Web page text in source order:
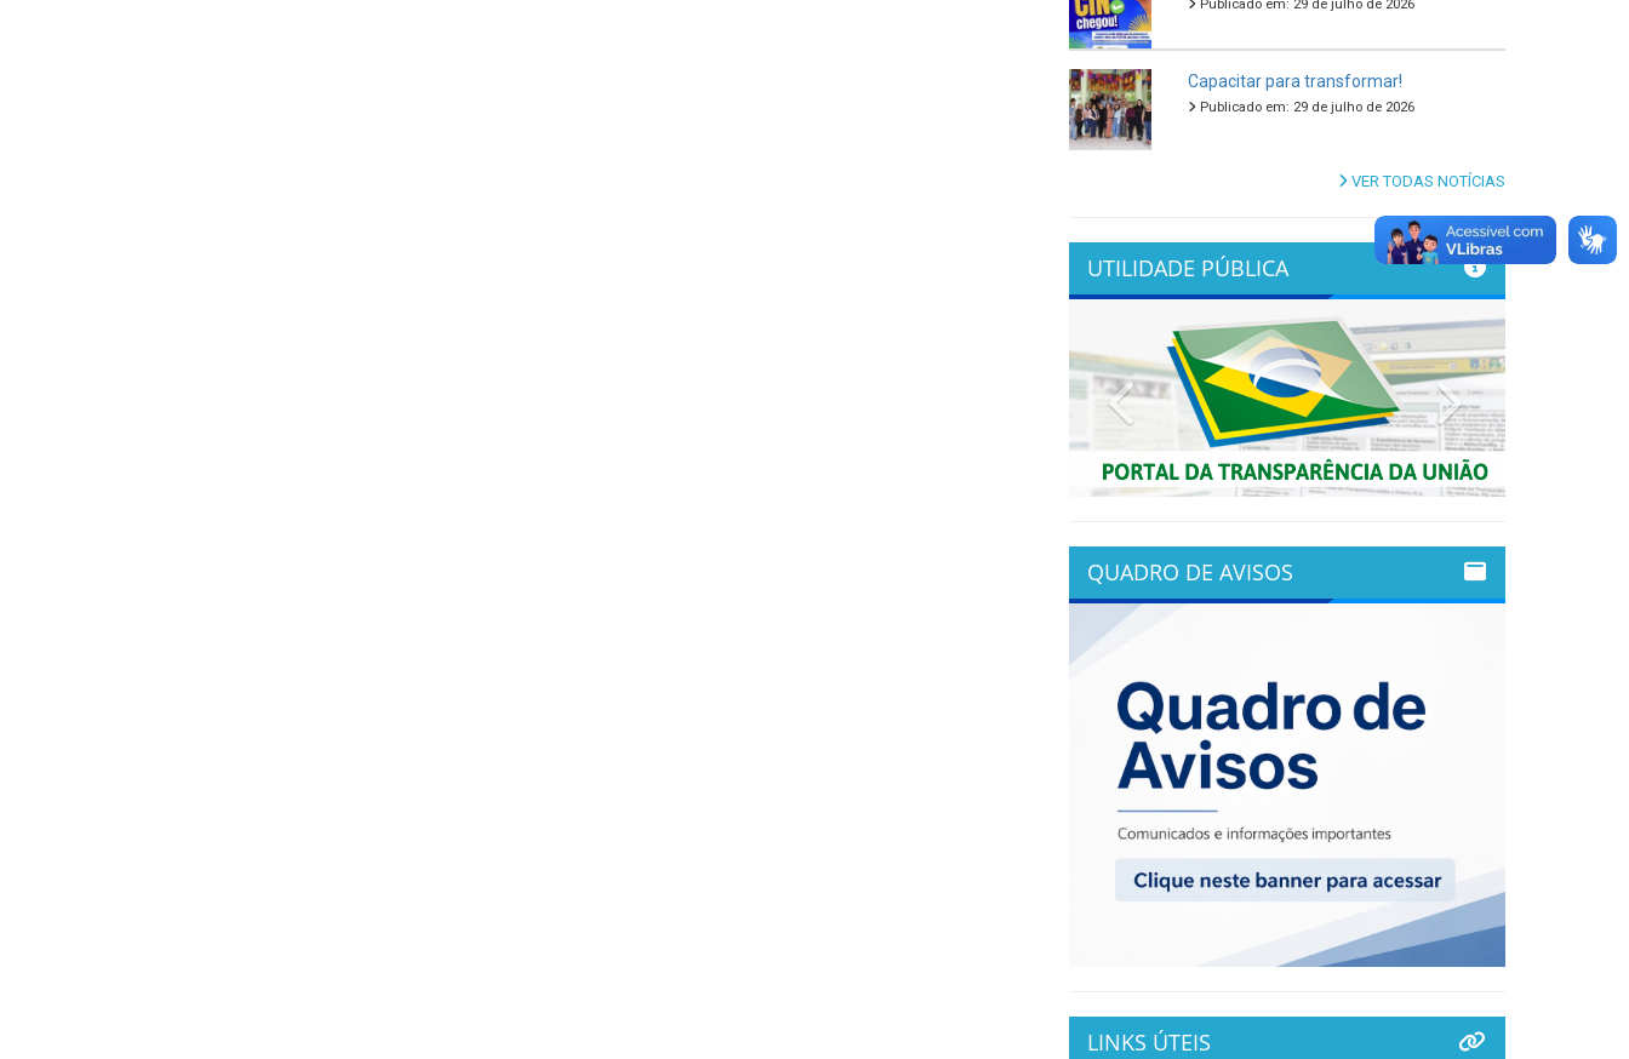
Publicado em: 29 de julho de 2026
Capacitar para transformar!
Publicado em: 29 de julho de 2026
VER TODAS NOTÍCIAS
UTILIDADE PÚBLICA
Previous Next
QUADRO DE AVISOS
LINKS ÚTEIS